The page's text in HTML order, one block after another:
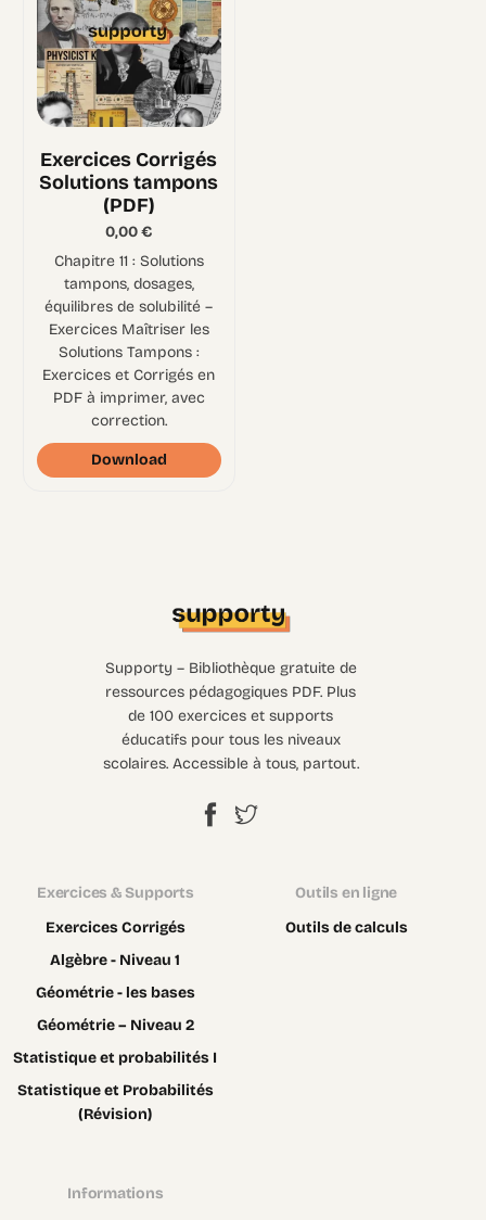
Exercices Corrigés
Solutions tampons
(PDF)
0,00€
Chapitre 11 : Solutions
tampons, dosages,
équilibres de solubilité –
Exercices Maîtriser les
Solutions Tampons :
Exercices et Corrigés en
PDF à imprimer, avec
correction.
Download
Supporty – Bibliothèque gratuite de
ressources pédagogiques PDF. Plus
de 100 exercices et supports
éducatifs pour tous les niveaux
scolaires. Accessible à tous, partout.
Exercices & Supports
Exercices Corrigés
Algèbre - Niveau 1
Géométrie - les bases
Géométrie – Niveau 2
Statistique et probabilités I
Statistique et Probabilités
(Révision)
Outils en ligne
Outils de calculs
Informations